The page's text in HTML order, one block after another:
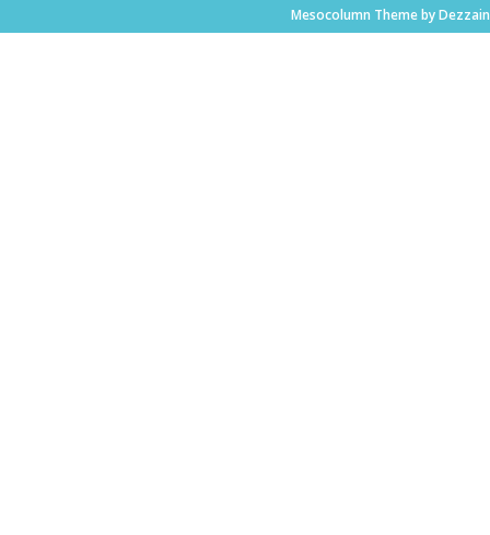
Mesocolumn Theme by Dezzain